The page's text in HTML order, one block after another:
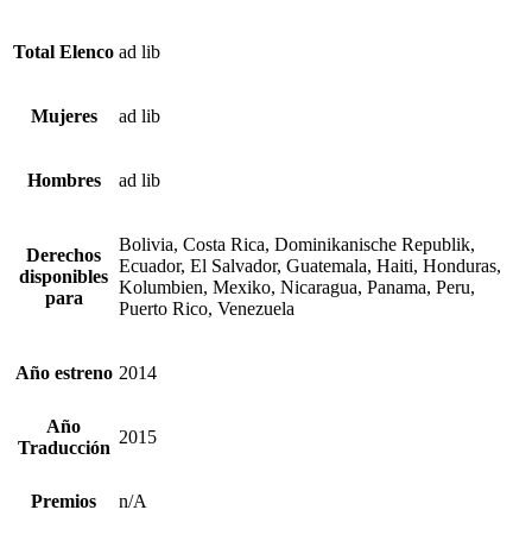
Total Elenco ad lib
Mujeres ad lib
Hombres ad lib
Derechos
disponibles
para
Bolivia, Costa Rica, Dominikanische Republik,
Ecuador, El Salvador, Guatemala, Haiti, Honduras,
Kolumbien, Mexiko, Nicaragua, Panama, Peru,
Puerto Rico, Venezuela
Año estreno 2014
Año
Traducción
2015
Premios n/A